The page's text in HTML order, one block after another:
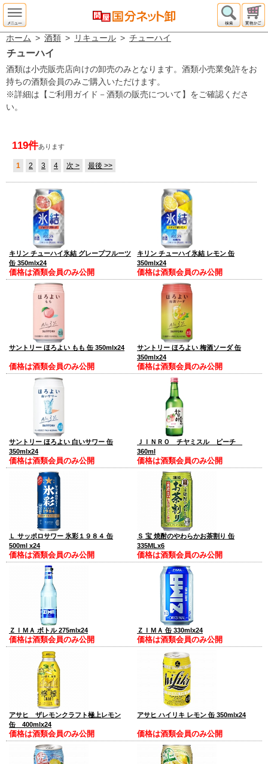
ホーム > 酒類 > リキュール > チューハイ
チューハイ
酒類は小売販売店向けの卸売のみとなります。酒類小売業免許をお
持ちの酒類会員のみご購入いただけます。
※詳細は【ご利用ガイド－酒類の販売について】をご確認くださ
い。
119件あります
1 2 3 4 次 > 最後 >>
キリン チューハイ氷結 グレープフルーツ
缶 350mlx24
価格は酒類会員のみ公開
キリン チューハイ氷結 レモン 缶
350mlx24
価格は酒類会員のみ公開
サントリー ほろよい もも 缶 350mlx24
価格は酒類会員のみ公開
サントリー ほろよい 梅酒ソーダ 缶
350mlx24
価格は酒類会員のみ公開
サントリー ほろよい 白いサワー 缶
350mlx24
価格は酒類会員のみ公開
ＪＩＮＲＯ チヤミスル ピーチ
360ml
価格は酒類会員のみ公開
Ｌ サッポロサワー 氷彩１９８４ 缶
500ml x24
価格は酒類会員のみ公開
Ｓ 宝 焼酎のやわらかお茶割り 缶
335MLx6
価格は酒類会員のみ公開
ＺＩＭＡ ボトル 275mlx24
価格は酒類会員のみ公開
ＺＩＭＡ 缶 330mlx24
価格は酒類会員のみ公開
アサヒ ザレモンクラフト極上レモン
缶 400mlx24
価格は酒類会員のみ公開
アサヒ ハイリキ レモン 缶 350mlx24
価格は酒類会員のみ公開